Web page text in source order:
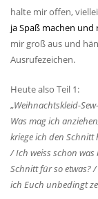
halte mir offen,
ja Spaß machen
mir groß aus und
Ausrufezeichen.
Heute also Teil 1:
„Weihnachtskleid-
Was mag ich
kriege ich den Schnitt
/ Ich weiss schon
Schnitt für so etwas?
ich Euch unbedingt